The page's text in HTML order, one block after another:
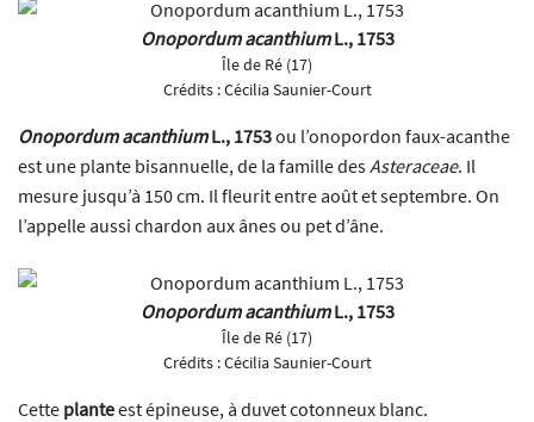
Onopordum acanthiumL., 1753
Île de Ré (17)
Crédits :Cécilia Saunier-Court
Onopordum acanthiumL., 1753ou l’onopordon faux-acanthe
est une plante bisannuelle, de la famille desAsteraceae. Il
mesure jusqu’à 150 cm. Il fleurit entre août et septembre. On
l’appelle aussi chardon aux ânes ou pet d’âne.
Onopordum acanthiumL., 1753
Île de Ré (17)
Crédits :Cécilia Saunier-Court
Cette planteest épineuse, à duvet cotonneux blanc.